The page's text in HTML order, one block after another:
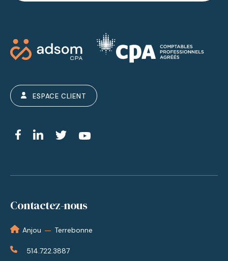
ESPACE CLIENT
Contactez-nous
Anjou — Terrebonne
514.722.3887